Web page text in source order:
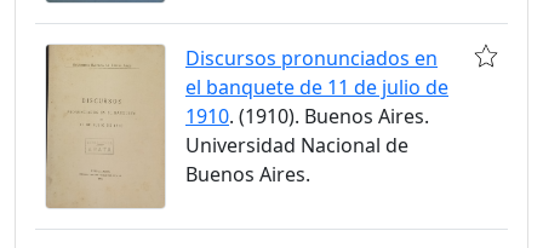
Discursos pronunciados en
el banquete de 11 de julio de
1910. (1910). Buenos Aires.
Universidad Nacional de
Buenos Aires.